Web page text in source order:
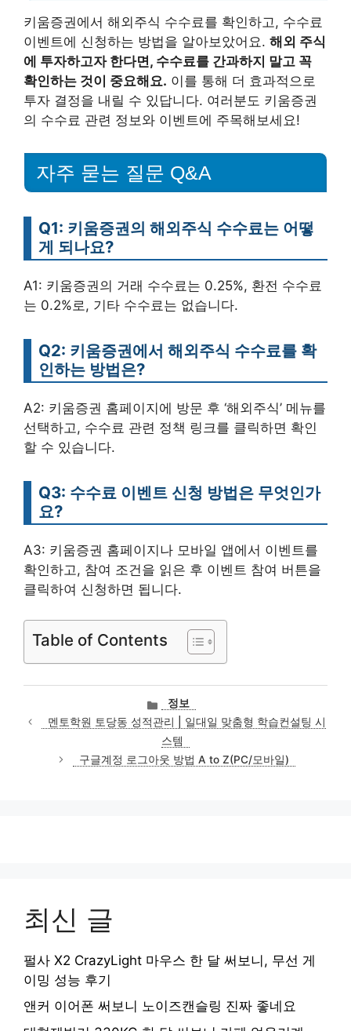
키움증권에서 해외주식 수수료를 확인하고, 수수료
이벤트에 신청하는 방법을 알아보았어요. 해외 주식
에 투자하고자 한다면, 수수료를 간과하지 말고 꼭
확인하는 것이 중요해요. 이를 통해 더 효과적으로
투자 결정을 내릴 수 있답니다. 여러분도 키움증권
의 수수료 관련 정보와 이벤트에 주목해보세요!
자주 묻는 질문 Q&A
Q1: 키움증권의 해외주식 수수료는 어떻
게 되나요?
A1: 키움증권의 거래 수수료는 0.25%, 환전 수수료
는 0.2%로, 기타 수수료는 없습니다.
Q2: 키움증권에서 해외주식 수수료를 확
인하는 방법은?
A2: 키움증권 홈페이지에 방문 후 ‘해외주식’ 메뉴를
선택하고, 수수료 관련 정책 링크를 클릭하면 확인
할 수 있습니다.
Q3: 수수료 이벤트 신청 방법은 무엇인가
요?
A3: 키움증권 홈페이지나 모바일 앱에서 이벤트를
확인하고, 참여 조건을 읽은 후 이벤트 참여 버튼을
클릭하여 신청하면 됩니다.
Table of Contents
카
테
고
리
정보
멘토학원 토당동 성적관리 | 일대일 맞춤형 학습컨설팅 시
스템
구글계정 로그아웃 방법 A to Z(PC/모바일)
최신 글
펄사 X2 CrazyLight 마우스 한 달 써보니, 무선 게
이밍 성능 후기
앤커 이어폰 써보니 노이즈캔슬링 진짜 좋네요